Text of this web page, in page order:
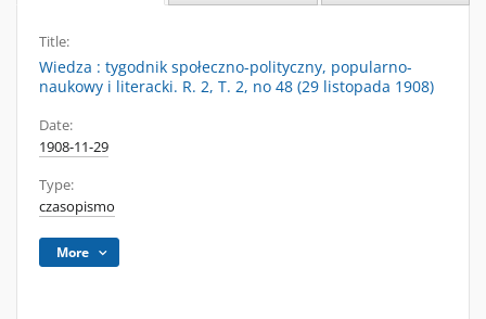
Title:
Wiedza : tygodnik społeczno-polityczny, popularno-
naukowy i literacki. R. 2, T. 2, no 48 (29 listopada 1908)
Date:
1908-11-29
Type:
czasopismo
More